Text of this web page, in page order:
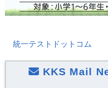
統一テストドットコム
KKS Mail